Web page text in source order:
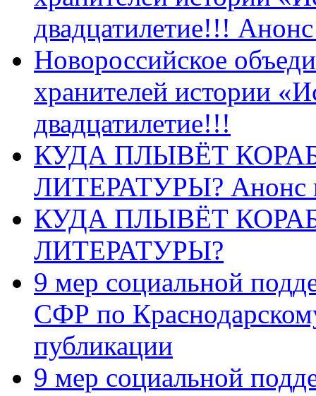
двадцатилетие!!!
Новороссийское
хранителей истории
двадцатилетие!!!
КУДА ПЛЫВЁТ
ЛИТЕРАТУРЫ? Анонс
КУДА ПЛЫВЁТ
ЛИТЕРАТУРЫ?
9 мер социальной
СФР по
публикации
9 мер социальной